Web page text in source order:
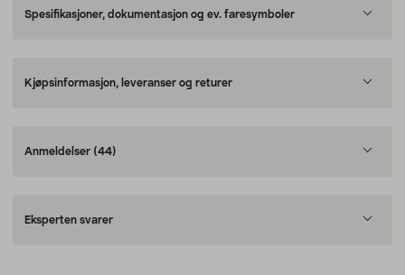
Spesifikasjoner, dokumentasjon og ev. faresymboler
Kjøpsinformasjon, leveranser og returer
Anmeldelser (44)
Eksperten svarer